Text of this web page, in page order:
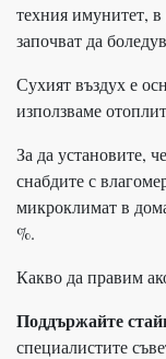
техния имунитет, в
започват да
Сухият въздух е
използваме
За да установите,
снабдите с
микроклимат в
%.
Какво да правим
Поддържайте
специалистите